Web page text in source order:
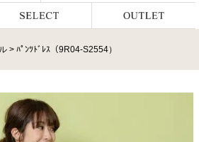
ﾊﾟﾝﾂﾄﾞﾚｽ（9R04-S2554）